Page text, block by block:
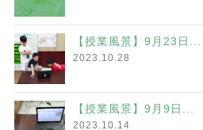
【授業風景】9月23日...
2023.10.28
【授業風景】9月9日...
2023.10.14